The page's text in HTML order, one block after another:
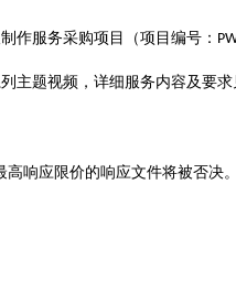
作服务采购项目 （项目编号 ：
列主题视频 ， 详细服务内容及要求
响应限价的响应文件将被否决。